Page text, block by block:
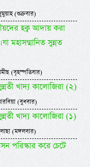
(শুক্রবার)
হক্ব আদায় করা
মহাসম্মানিত সুন্নত
(বৃহস্পতিবার)
খাদ্য কালোজিরা (২)
(বুধবার)
খাদ্য কালোজিরা (১)
(মঙ্গলবার)
পরিস্কার করে চেটে